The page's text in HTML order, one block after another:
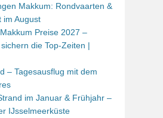
Makkum: Rondvaarten &
im August
Preise 2027 –
die Top-Zeiten |
– Tagesausflug mit dem
im Januar & Frühjahr –
IJsselmeerküste